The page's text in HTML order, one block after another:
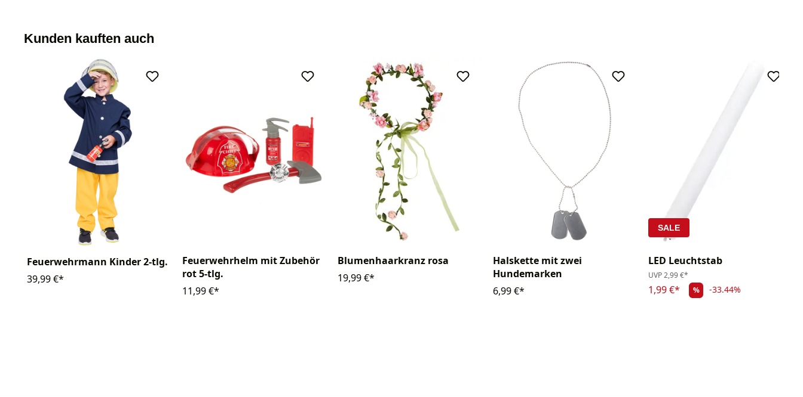
Kunden kauften auch
Feuerwehrmann Kinder 2-tlg.
39,99 €*
Feuerwehrhelm mit Zubehör
rot 5-tlg.
11,99 €*
Blumenhaarkranz rosa
19,99 €*
Halskette mit zwei
Hundemarken
6,99 €*
SALE
LED Leuchtstab
UVP2,99 €*
1,99 €* % -33.44%